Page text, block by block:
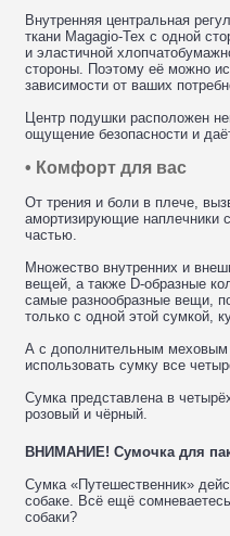
Внутренняя центральная
ткани Magagio-Tex с одной
и эластичной
стороны. Поэтому её можно
зависимости от ваших
Центр подушки расположен
ощущение безопасности и
• Комфорт для вас
От трения и боли в плече,
амортизирующие наплечники
частью.
Множество внутренних и
вещей, а также D-образные
самые разнообразные вещи,
только с одной этой сумкой,
А с дополнительным
использовать сумку все
Сумка представлена в
розовый и чёрный.
ВНИМАНИЕ! Сумочка для
Сумка «Путешественник»
собаке. Всё ещё
собаки?